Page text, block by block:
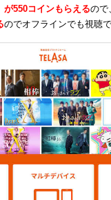
が550コインもらえるので
のでオフラインでも視聴で